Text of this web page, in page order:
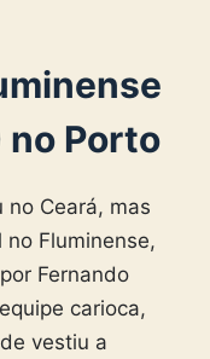
Porto
no Ceará, mas
Fluminense,
Fernando
carioca,
vestiu a